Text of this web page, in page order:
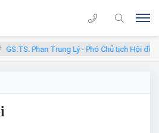
GS.TS. Phan Trung Lý - Phó Chủ tịch Hội đồng